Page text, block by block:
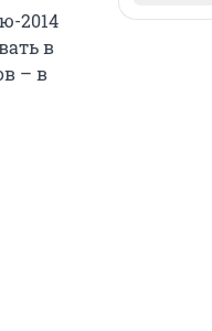
2014
в
– в